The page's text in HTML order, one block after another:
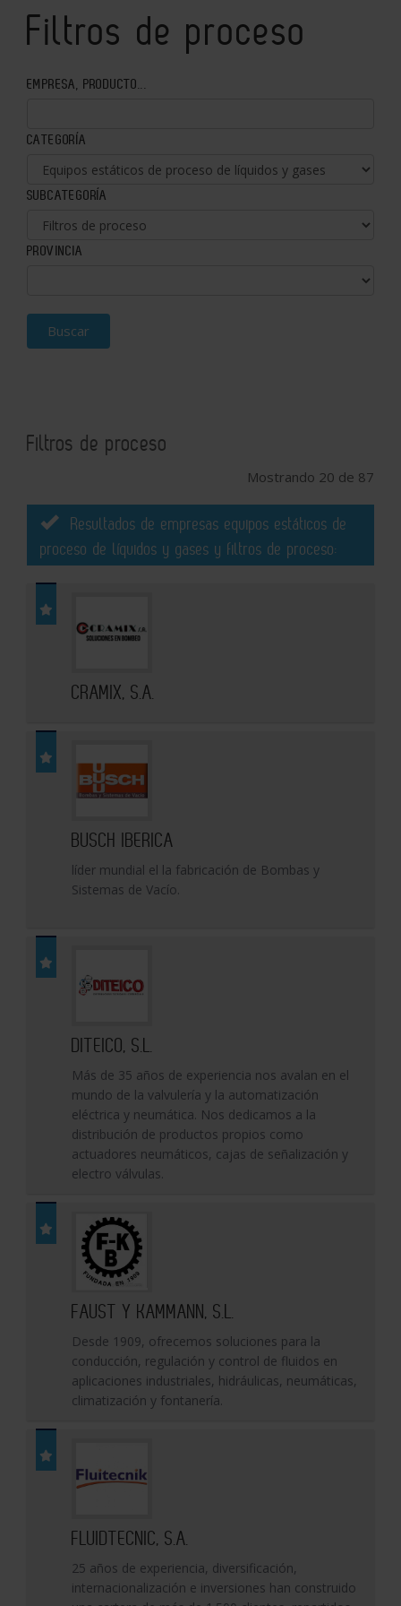
Filtros de proceso
EMPRESA, PRODUCTO...
CATEGORÍA
SUBCATEGORÍA
PROVINCIA
Buscar
Filtros de proceso
Mostrando 20 de 87
Resultados de empresas equipos estáticos de
proceso de líquidos y gases y filtros de proceso:
CRAMIX, S.A.
BUSCH IBERICA
líder mundial el la fabricación de Bombas y
Sistemas de Vacío.
DITEICO, S.L.
Más de 35 años de experiencia nos avalan en el
mundo de la valvulería y la automatización
eléctrica y neumática. Nos dedicamos a la
distribución de productos propios como
actuadores neumáticos, cajas de señalización y
electro válvulas.
FAUST Y KAMMANN, S.L.
Desde 1909, ofrecemos soluciones para la
conducción, regulación y control de fluidos en
aplicaciones industriales, hidráulicas, neumáticas,
climatización y fontanería.
FLUIDTECNIC, S.A.
25 años de experiencia, diversificación,
internacionalización e inversiones han construido